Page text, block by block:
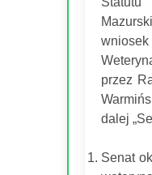
przez
dalej
Senat